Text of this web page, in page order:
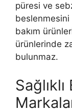
püresi ve
bakım
ürünlerinde
bulunmaz.